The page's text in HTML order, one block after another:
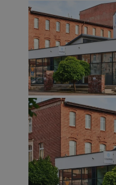
suid
INGRESSCOOKIE